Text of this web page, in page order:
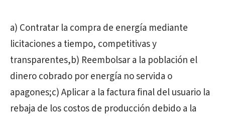
a) Contratar la compra de energía mediante
licitaciones a tiempo, competitivas y
transparentes,b) Reembolsar a la población el
dinero cobrado por energía no servida o
apagones;c) Aplicar a la factura final del usuario la
rebaja de los costos de producción debido a la